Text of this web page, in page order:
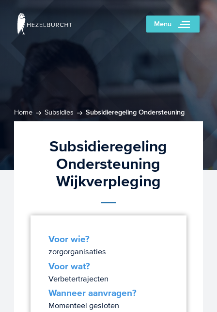
Menu
Home Subsidies
Subsidieregeling Ondersteuning
Subsidieregeling
Ondersteuning
Wijkverpleging
Voor wie?
zorgorganisaties
Voor wat?
Verbetertrajecten
Wanneer aanvragen?
Momenteel gesloten